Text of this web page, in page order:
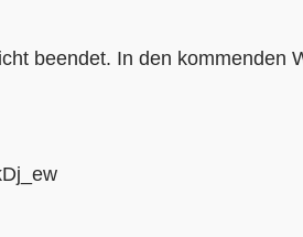
beendet. In den kommenden